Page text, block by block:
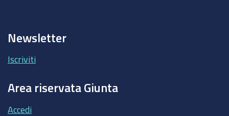
Newsletter
Iscriviti
Area riservata Giunta
Accedi